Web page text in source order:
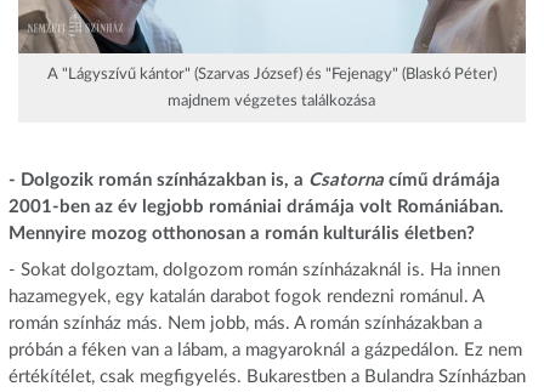
A "Lágyszívű kántor" (Szarvas József) és "Fejenagy" (Blaskó Péter)
majdnem végzetes találkozása
- Dolgozik román színházakban is, a Csatornacímű drámája
2001-ben az év legjobb romániai drámája volt Romániában.
Mennyire mozog otthonosan a román kulturális életben?
- Sokat dolgoztam, dolgozom román színházaknál is. Ha innen
hazamegyek, egy katalán darabot fogok rendezni románul. A
román színház más. Nem jobb, más. A román színházakban a
próbán a féken van a lábam, a magyaroknál a gázpedálon. Ez nem
értékítélet, csak megfigyelés. Bukarestben a Bulandra Színházban